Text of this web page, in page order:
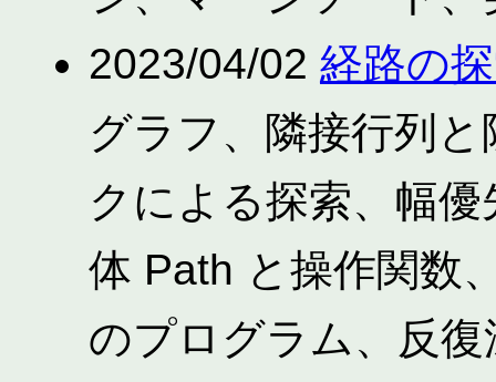
2023/04/02 経路の
グラフ、隣接行列
クによる探索、幅
体 Path と操作関数
のプログラム、反